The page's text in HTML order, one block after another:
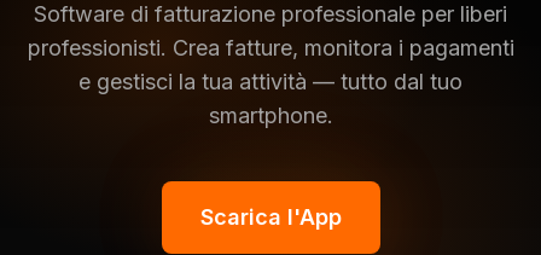
Software di fatturazione professionale per liberi
professionisti. Crea fatture, monitora i pagamenti
e gestisci la tua attività — tutto dal tuo
smartphone.
Scarica l'App